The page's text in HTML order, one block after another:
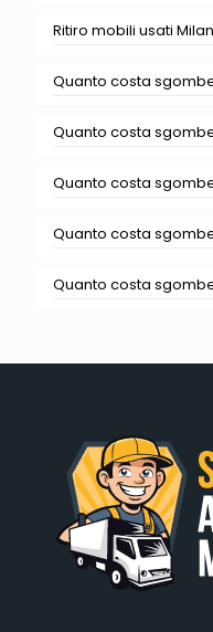
Ritiro mobili usati
Quanto costa
Quanto costa
Quanto costa
Quanto costa
Quanto costa